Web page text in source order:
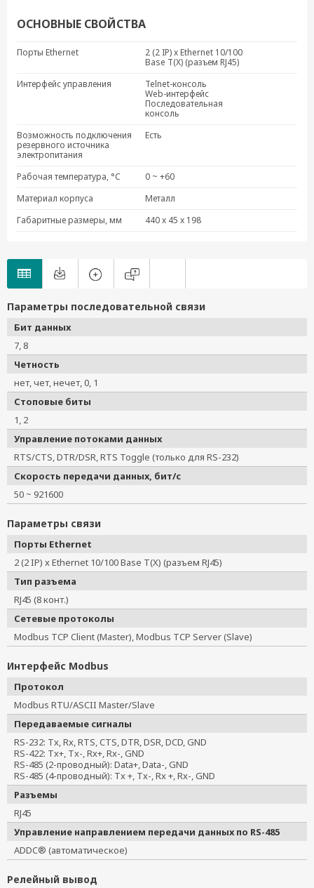
MGate MB3660-16-J-2AC
MGate MB3660I-16-2AC
ОСНОВНЫЕ СВОЙСТВА
Порты Ethernet
2 (2 IP) x Ethernet 10/100
Base T(X) (разъем RJ45)
Интерфейс управления
Telnet-консоль
Web-интерфейс
Последовательная
консоль
Возможность подключения
резервного источника
электропитания
Есть
Рабочая температура, °C
0 ~ +60
Материал корпуса
Металл
Габаритные размеры, мм
440 x 45 x 198
Параметры последовательной связи
Бит данных
7, 8
Четность
нет, чет, нечет, 0, 1
Стоповые биты
1, 2
Управление потоками данных
RTS/CTS, DTR/DSR, RTS Toggle (только для RS-232)
Скорость передачи данных, бит/с
50 ~ 921600
Параметры связи
Порты Ethernet
2 (2 IP) x Ethernet 10/100 Base T(X) (разъем RJ45)
Тип разъема
RJ45 (8 конт.)
Сетевые протоколы
Modbus TCP Client (Master), Modbus TCP Server (Slave)
Интерфейс Modbus
Протокол
Modbus RTU/ASCII Master/Slave
Передаваемые сигналы
RS-232: Tx, Rx, RTS, CTS, DTR, DSR, DCD, GND
RS-422: Tx+, Tx-, Rx+, Rx-, GND
RS-485 (2-проводный): Data+, Data-, GND
RS-485 (4-проводный): Tx +, Tx-, Rx +, Rx-, GND
Разъемы
RJ45
Управление направлением передачи данных по RS-485
ADDC® (автоматическое)
Релейный вывод